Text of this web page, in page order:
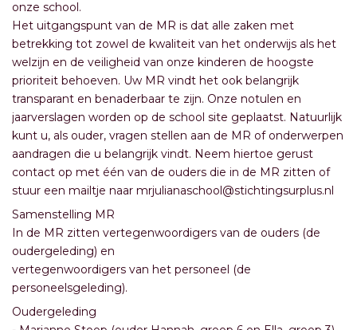
onze school.
Het uitgangspunt van de MR is dat alle zaken met
betrekking tot zowel de kwaliteit van het onderwijs als het
welzijn en de veiligheid van onze kinderen de hoogste
prioriteit behoeven. Uw MR vindt het ook belangrijk
transparant en benaderbaar te zijn. Onze notulen en
jaarverslagen worden op de school site geplaatst. Natuurlijk
kunt u, als ouder, vragen stellen aan de MR of onderwerpen
aandragen die u belangrijk vindt. Neem hiertoe gerust
contact op met één van de ouders die in de MR zitten of
stuur een mailtje naar mrjulianaschool@stichtingsurplus.nl
Samenstelling MR
In de MR zitten vertegenwoordigers van de ouders (de
oudergeleding) en
vertegenwoordigers van het personeel (de
personeelsgeleding).
Oudergeleding